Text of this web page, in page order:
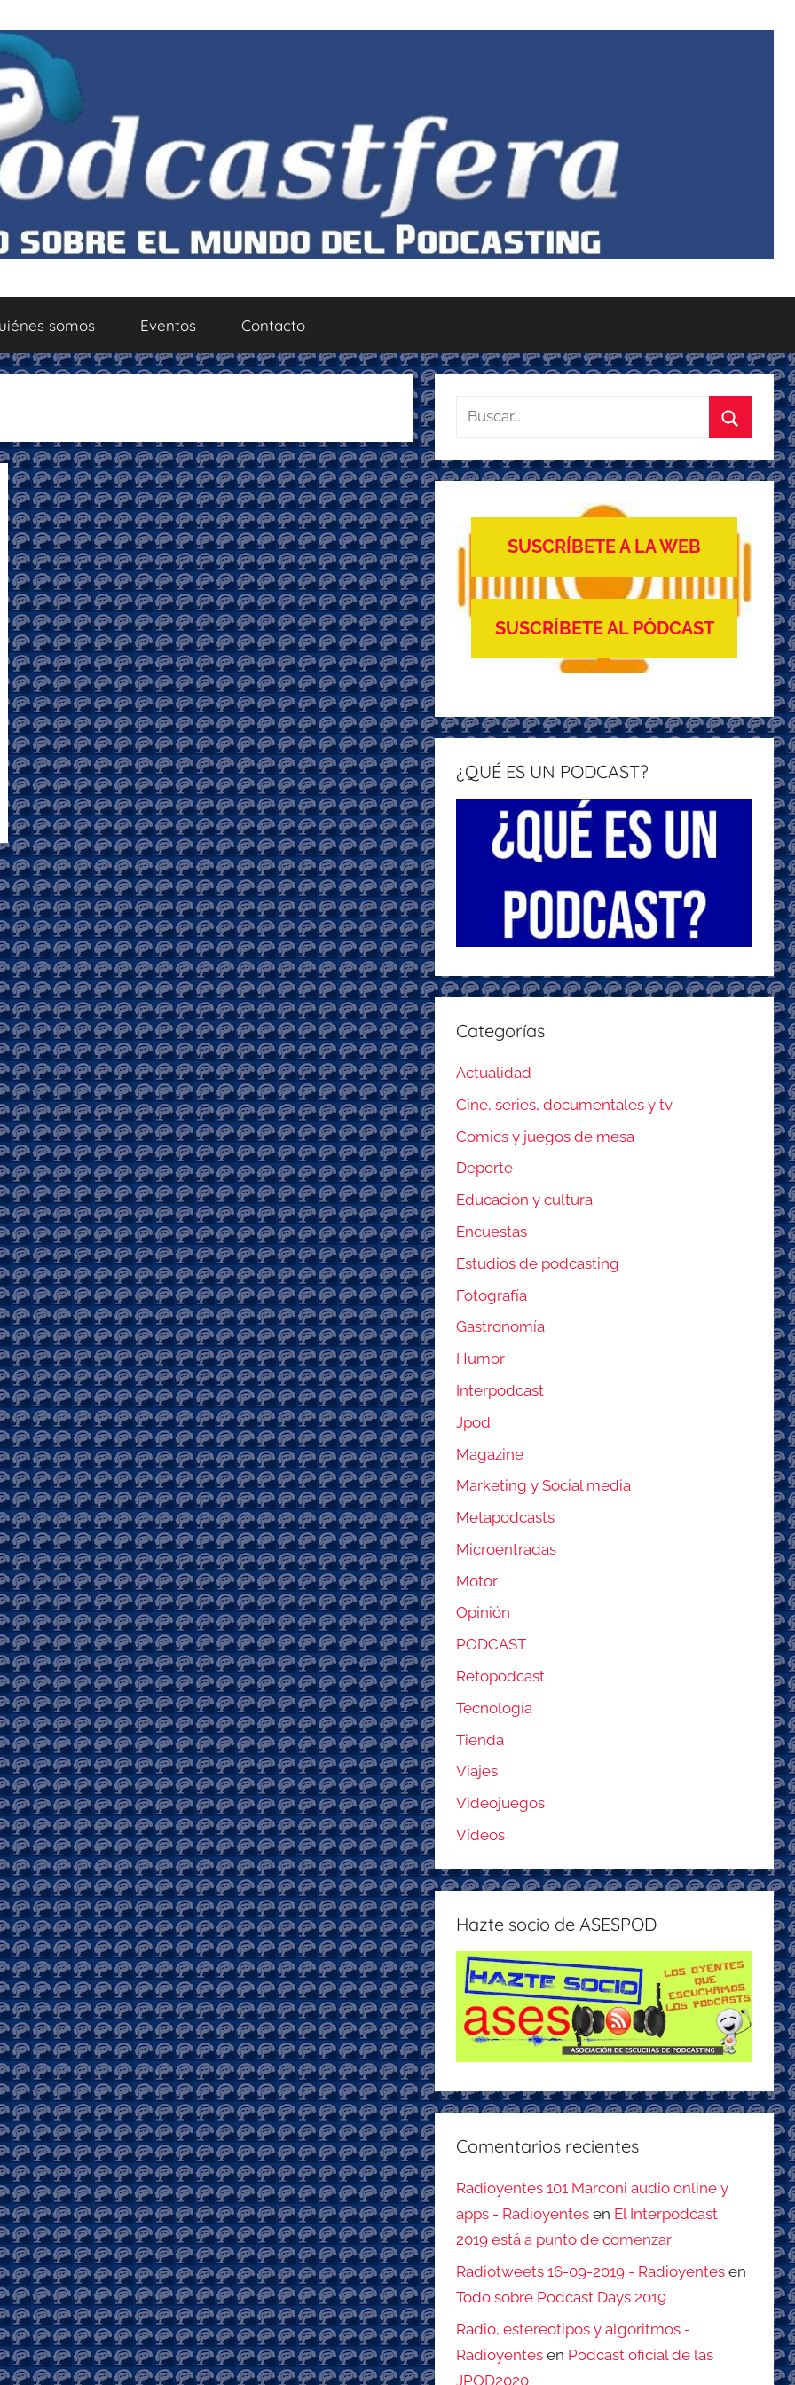
somos Eventos Contacto
Buscar:
Buscar
SUSCRÍBETE A LA WEB
SUSCRÍBETE AL PÓDCAST
¿QUÉ ES UN PODCAST?
Categorías
Actualidad
Cine, series, documentales y tv
Comics y juegos de mesa
Deporte
Educación y cultura
Encuestas
Estudios de podcasting
Fotografía
Gastronomía
Humor
Interpodcast
Jpod
Magazine
Marketing y Social media
Metapodcasts
Microentradas
Motor
Opinión
PODCAST
Retopodcast
Tecnología
Tienda
Viajes
Videojuegos
Vídeos
Hazte socio de ASESPOD
Comentarios recientes
Radioyentes 101 Marconi audio online y
apps - Radioyentes en El Interpodcast
2019 está a punto de comenzar
Radiotweets 16-09-2019 - Radioyentes en
Todo sobre Podcast Days 2019
Radio, estereotipos y algoritmos -
Radioyentes en Podcast oficial de las
JPOD2020